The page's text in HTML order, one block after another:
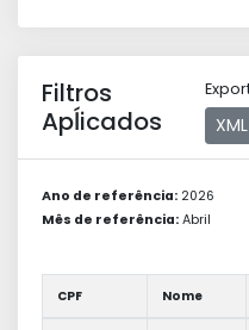
Filtros
Apĺicados
XML
Ano de referência: 2026
Mês de referência: Abril
CPF Nome